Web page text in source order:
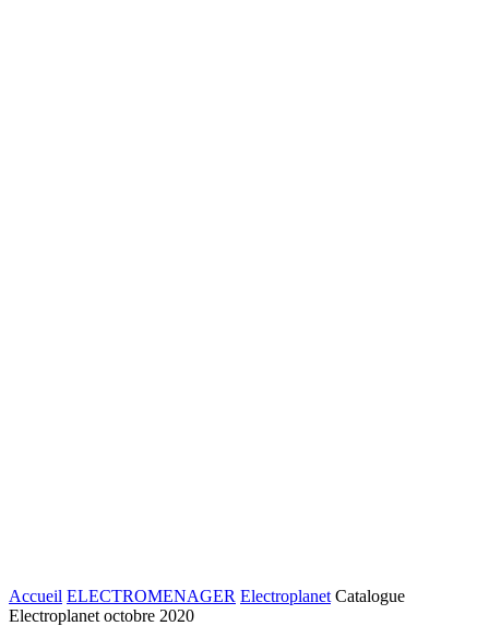
Accueil ELECTROMENAGER Electroplanet Catalogue
Electroplanet octobre 2020